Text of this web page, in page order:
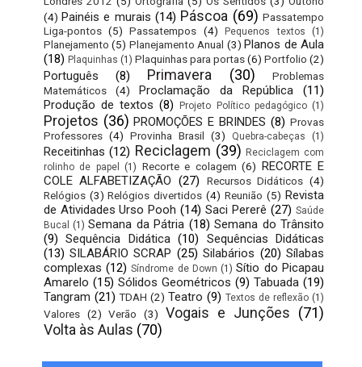
(4) Painéis e murais (14) Páscoa (69) Passatempo
Liga-pontos (5) Passatempos (4) Pequenos textos (1)
Planejamento (5) Planejamento Anual (3) Planos de Aula
(18) Plaquinhas (1) Plaquinhas para portas(6) Portfolio (2)
Português (8) Primavera (30)
Problemas
Matemáticos
(4) Proclamação da República
(11)
Produção de textos (8) Projeto Político pedagógico (1)
Projetos (36) PROMOÇÕES E BRINDES (8) Provas
Professores (4) Provinha Brasil (3) Quebra-cabeças (1)
Receitinhas (12) Reciclagem (39) Reciclagem com
rolinho de papel
(1) Recorte e colagem (6)
RECORTE E
COLE ALFABETIZAÇÃO (27) Recursos Didáticos (4)
Relógios (3) Relógios divertidos (4) Reunião (5) Revista
de Atividades Urso Pooh (14) Saci Pererê (27) Saúde
Bucal
(1) Semana da Pátria (18) Semana do Trânsito
(9) Sequência Didática (10)
Sequências Didáticas
(13) SILABÁRIO SCRAP (25) Silabários (20) Sílabas
complexas (12) Síndrome de Down (1) Sítio do Picapau
Amarelo (15) Sólidos Geométricos (9) Tabuada (19)
Tangram (21) TDAH (2) Teatro (9) Textos de reflexão (1)
Valores (2) Verão (3) Vogais e Junções (71)
Volta às Aulas (70)